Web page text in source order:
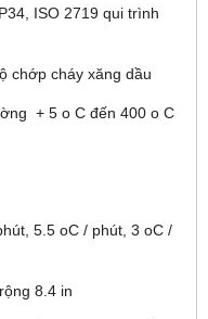
ISO 2719 qui trình
chớp cháy xăng dầu
+ 5 o C đến 400 o C
5.5 oC / phút, 3 oC /
8.4 in